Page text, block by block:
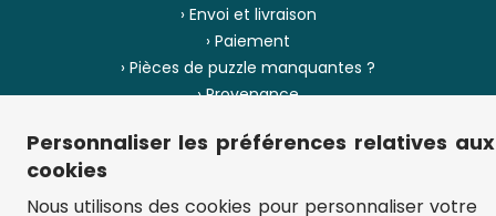
› Envoi et livraison
› Paiement
› Pièces de puzzle manquantes ?
› Provenance
› Plan du site
Personnaliser les préférences relatives aux
cookies
Nous utilisons des cookies pour personnaliser votre